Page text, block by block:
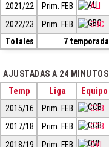
2021/22
Prim. FEB ALI
2022/23
Prim. FEB GBC
Totales
7
AJUSTADAS A 24 MINUTOS
Temp Liga Equipo
2015/16 Prim. FEB CCB
2017/18
Prim. FEB CCB
2018/19
Prim. FEB OVI